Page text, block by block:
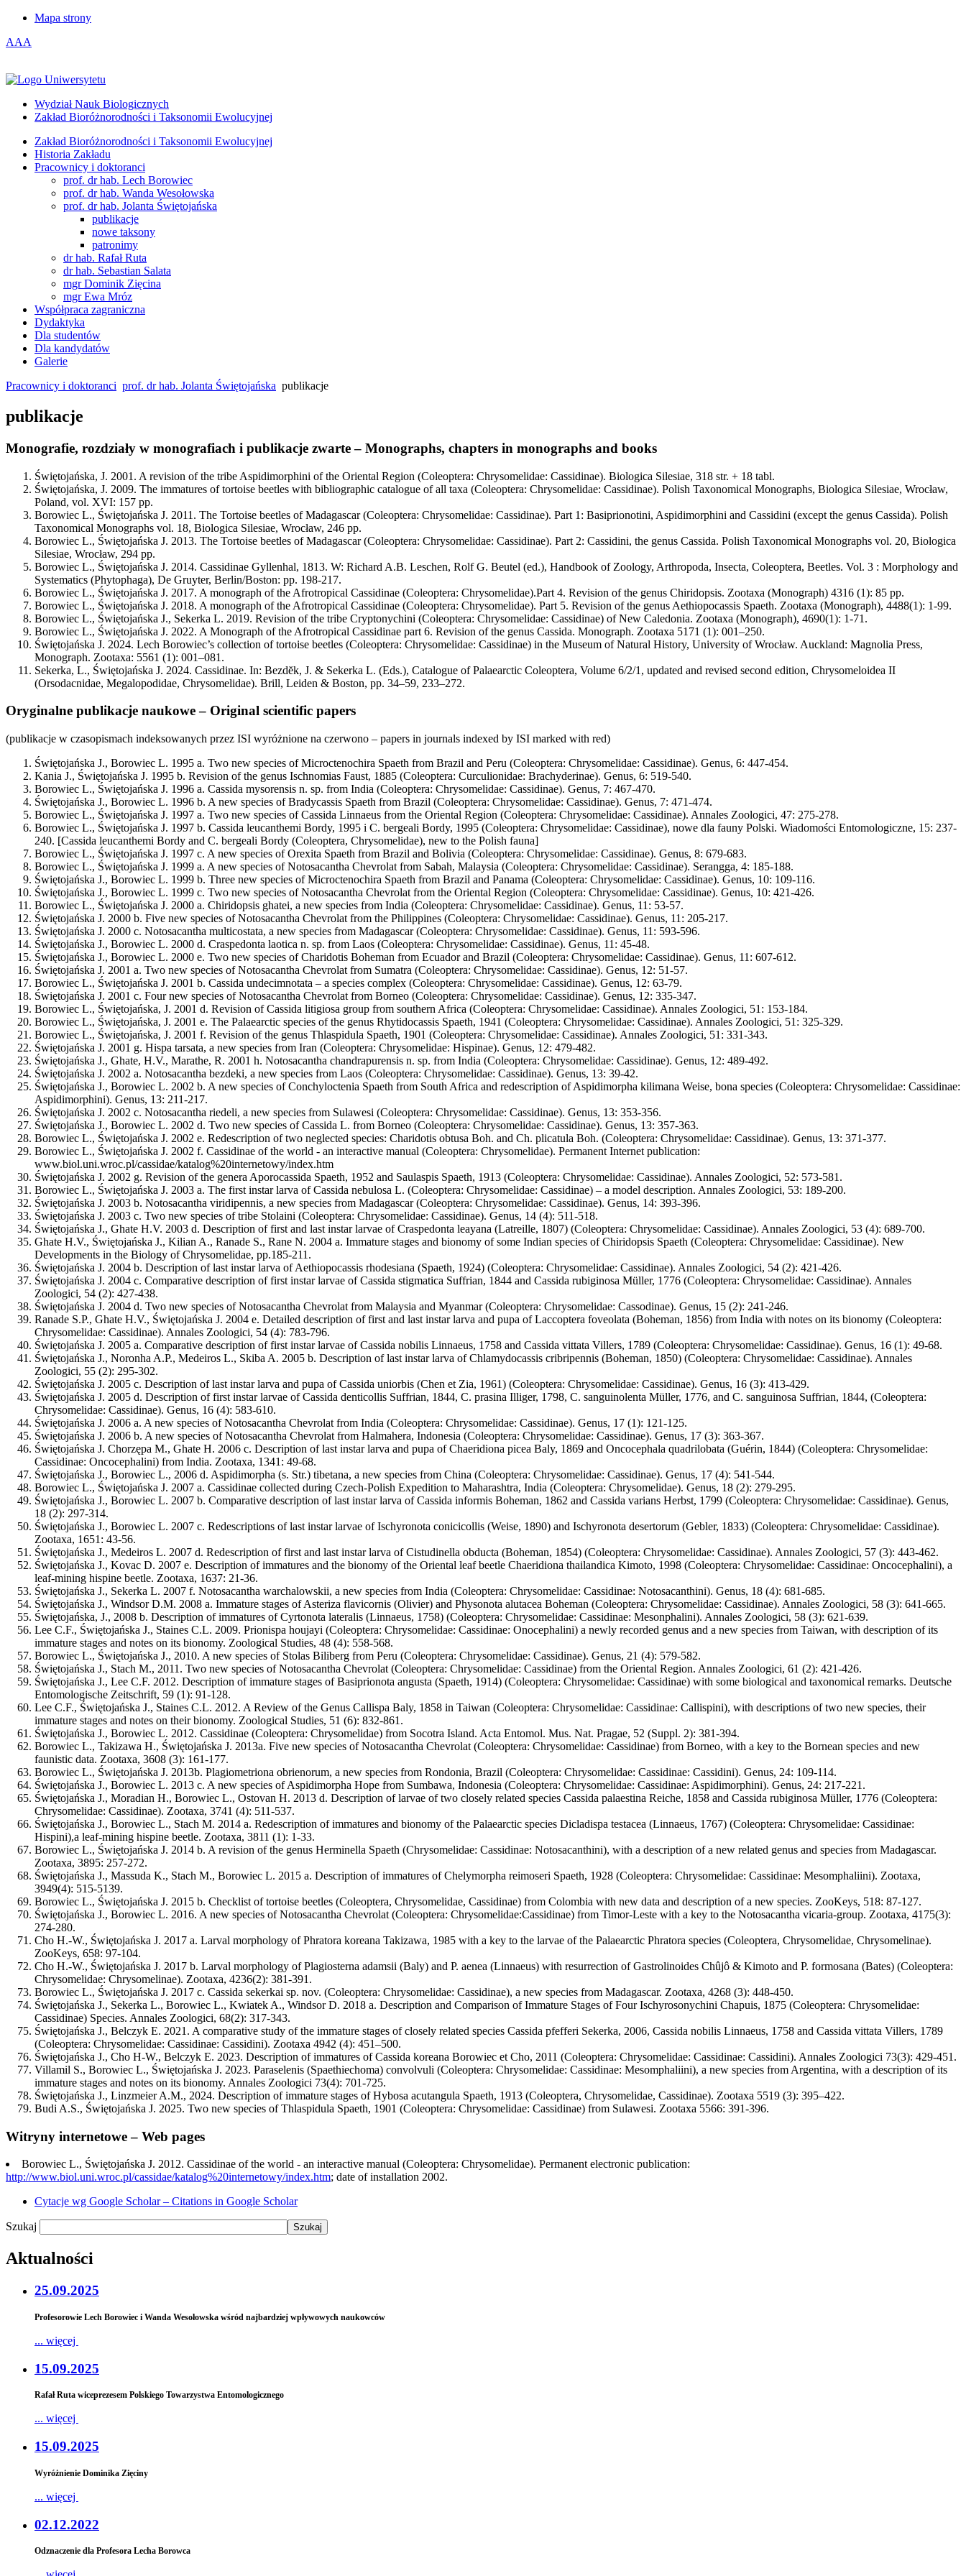
Mapa strony
AAA
Wydział Nauk Biologicznych
Zakład Bioróżnorodności i Taksonomii Ewolucyjnej
Zakład Bioróżnorodności i Taksonomii Ewolucyjnej
Historia Zakładu
Pracownicy i doktoranci
prof. dr hab. Lech Borowiec
prof. dr hab. Wanda Wesołowska
prof. dr hab. Jolanta Świętojańska
publikacje
nowe taksony
patronimy
dr hab. Rafał Ruta
dr hab. Sebastian Salata
mgr Dominik Zięcina
mgr Ewa Mróz
Współpraca zagraniczna
Dydaktyka
Dla studentów
Dla kandydatów
Galerie
Pracownicy i doktoranci prof. dr hab. Jolanta Świętojańska publikacje
publikacje
Monografie, rozdziały w monografiach i publikacje zwarte – Monographs, chapters in monographs and books
Świętojańska, J. 2001. A revision of the tribe Aspidimorphini of the Oriental Region (Coleoptera: Chrysomelidae: Cassidinae). Biologica Silesiae, 318 str. + 18 tabl.
Świętojańska, J. 2009. The immatures of tortoise beetles with bibliographic catalogue of all taxa (Coleoptera: Chrysomelidae: Cassidinae). Polish Taxonomical Monographs, Biologica Silesiae, Wrocław,
Poland, vol. XVI: 157 pp.
Borowiec L., Świętojańska J. 2011. The Tortoise beetles of Madagascar (Coleoptera: Chrysomelidae: Cassidinae). Part 1: Basiprionotini, Aspidimorphini and Cassidini (except the genus Cassida). Polish
Taxonomical Monographs vol. 18, Biologica Silesiae, Wrocław, 246 pp.
Borowiec L., Świętojańska J. 2013. The Tortoise beetles of Madagascar (Coleoptera: Chrysomelidae: Cassidinae). Part 2: Cassidini, the genus Cassida. Polish Taxonomical Monographs vol. 20, Biologica
Silesiae, Wrocław, 294 pp.
Borowiec L., Świętojańska J. 2014. Cassidinae Gyllenhal, 1813. W: Richard A.B. Leschen, Rolf G. Beutel (ed.), Handbook of Zoology, Arthropoda, Insecta, Coleoptera, Beetles. Vol. 3 : Morphology and
Systematics (Phytophaga), De Gruyter, Berlin/Boston: pp. 198-217.
Borowiec L., Świętojańska J. 2017. A monograph of the Afrotropical Cassidinae (Coleoptera: Chrysomelidae).Part 4. Revision of the genus Chiridopsis. Zootaxa (Monograph) 4316 (1): 85 pp.
Borowiec L., Świętojańska J. 2018. A monograph of the Afrotropical Cassidinae (Coleoptera: Chrysomelidae). Part 5. Revision of the genus Aethiopocassis Spaeth. Zootaxa (Monograph), 4488(1): 1-99.
Borowiec L., Świętojańska J., Sekerka L. 2019. Revision of the tribe Cryptonychini (Coleoptera: Chrysomelidae: Cassidinae) of New Caledonia. Zootaxa (Monograph), 4690(1): 1-71.
Borowiec L., Świętojańska J. 2022. A Monograph of the Afrotropical Cassidinae part 6. Revision of the genus Cassida. Monograph. Zootaxa 5171 (1): 001–250.
Świętojańska J. 2024. Lech Borowiec’s collection of tortoise beetles (Coleoptera: Chrysomelidae: Cassidinae) in the Museum of Natural History, University of Wrocław. Auckland: Magnolia Press,
Monograph. Zootaxa: 5561 (1): 001–081.
Sekerka, L., Świętojańska J. 2024. Cassidinae. In: Bezdĕk, J. & Sekerka L. (Eds.), Catalogue of Palaearctic Coleoptera, Volume 6/2/1, updated and revised second edition, Chrysomeloidea II
(Orsodacnidae, Megalopodidae, Chrysomelidae). Brill, Leiden & Boston, pp. 34–59, 233–272.
Oryginalne publikacje naukowe – Original scientific papers
(publikacje w czasopismach indeksowanych przez ISI wyróżnione na czerwono – papers in journals indexed by ISI marked with red)
Świętojańska J., Borowiec L. 1995 a. Two new species of Microctenochira Spaeth from Brazil and Peru (Coleoptera: Chrysomelidae: Cassidinae). Genus, 6: 447-454.
Kania J., Świętojańska J. 1995 b. Revision of the genus Ischnomias Faust, 1885 (Coleoptera: Curculionidae: Brachyderinae). Genus, 6: 519-540.
Borowiec L., Świętojańska J. 1996 a. Cassida mysorensis n. sp. from India (Coleoptera: Chrysomelidae: Cassidinae). Genus, 7: 467-470.
Świętojańska J., Borowiec L. 1996 b. A new species of Bradycassis Spaeth from Brazil (Coleoptera: Chrysomelidae: Cassidinae). Genus, 7: 471-474.
Borowiec L., Świętojańska J. 1997 a. Two new species of Cassida Linnaeus from the Oriental Region (Coleoptera: Chrysomelidae: Cassidinae). Annales Zoologici, 47: 275-278.
Borowiec L., Świętojańska J. 1997 b. Cassida leucanthemi Bordy, 1995 i C. bergeali Bordy, 1995 (Coleoptera: Chrysomelidae: Cassidinae), nowe dla fauny Polski. Wiadomości Entomologiczne, 15: 237-
240. [Cassida leucanthemi Bordy and C. bergeali Bordy (Coleoptera, Chrysomelidae), new to the Polish fauna]
Borowiec L., Świętojańska J. 1997 c. A new species of Orexita Spaeth from Brazil and Bolivia (Coleoptera: Chrysomelidae: Cassidinae). Genus, 8: 679-683.
Borowiec L., Świętojańska J. 1999 a. A new species of Notosacantha Chevrolat from Sabah, Malaysia (Coleoptera: Chrysomelidae: Cassidinae). Serangga, 4: 185-188.
Świętojańska J., Borowiec L. 1999 b. Three new species of Microctenochira Spaeth from Brazil and Panama (Coleoptera: Chrysomelidae: Cassidinae). Genus, 10: 109-116.
Świętojańska J., Borowiec L. 1999 c. Two new species of Notosacantha Chevrolat from the Oriental Region (Coleoptera: Chrysomelidae: Cassidinae). Genus, 10: 421-426.
Borowiec L., Świętojańska J. 2000 a. Chiridopsis ghatei, a new species from India (Coleoptera: Chrysomelidae: Cassidinae). Genus, 11: 53-57.
Świętojańska J. 2000 b. Five new species of Notosacantha Chevrolat from the Philippines (Coleoptera: Chrysomelidae: Cassidinae). Genus, 11: 205-217.
Świętojańska J. 2000 c. Notosacantha multicostata, a new species from Madagascar (Coleoptera: Chrysomelidae: Cassidinae). Genus, 11: 593-596.
Świętojańska J., Borowiec L. 2000 d. Craspedonta laotica n. sp. from Laos (Coleoptera: Chrysomelidae: Cassidinae). Genus, 11: 45-48.
Świętojańska J., Borowiec L. 2000 e. Two new species of Charidotis Boheman from Ecuador and Brazil (Coleoptera: Chrysomelidae: Cassidinae). Genus, 11: 607-612.
Świętojańska J. 2001 a. Two new species of Notosacantha Chevrolat from Sumatra (Coleoptera: Chrysomelidae: Cassidinae). Genus, 12: 51-57.
Borowiec L., Świętojańska J. 2001 b. Cassida undecimnotata – a species complex (Coleoptera: Chrysomelidae: Cassidinae). Genus, 12: 63-79.
Świętojańska J. 2001 c. Four new species of Notosacantha Chevrolat from Borneo (Coleoptera: Chrysomelidae: Cassidinae). Genus, 12: 335-347.
Borowiec L., Świętojańska, J. 2001 d. Revision of Cassida litigiosa group from southern Africa (Coleoptera: Chrysomelidae: Cassidinae). Annales Zoologici, 51: 153-184.
Borowiec L., Świętojańska, J. 2001 e. The Palaearctic species of the genus Rhytidocassis Spaeth, 1941 (Coleoptera: Chrysomelidae: Cassidinae). Annales Zoologici, 51: 325-329.
Borowiec L., Świętojańska, J. 2001 f. Revision of the genus Thlaspidula Spaeth, 1901 (Coleoptera: Chrysomelidae: Cassidinae). Annales Zoologici, 51: 331-343.
Świętojańska J. 2001 g. Hispa tarsata, a new species from Iran (Coleoptera: Chrysomelidae: Hispinae). Genus, 12: 479-482.
Świętojańska J., Ghate, H.V., Marathe, R. 2001 h. Notosacantha chandrapurensis n. sp. from India (Coleoptera: Chrysomelidae: Cassidinae). Genus, 12: 489-492.
Świętojańska J. 2002 a. Notosacantha bezdeki, a new species from Laos (Coleoptera: Chrysomelidae: Cassidinae). Genus, 13: 39-42.
Świętojańska J., Borowiec L. 2002 b. A new species of Conchyloctenia Spaeth from South Africa and redescription of Aspidimorpha kilimana Weise, bona species (Coleoptera: Chrysomelidae: Cassidinae:
Aspidimorphini). Genus, 13: 211-217.
Świętojańska J. 2002 c. Notosacantha riedeli, a new species from Sulawesi (Coleoptera: Chrysomelidae: Cassidinae). Genus, 13: 353-356.
Świętojańska J., Borowiec L. 2002 d. Two new species of Cassida L. from Borneo (Coleoptera: Chrysomelidae: Cassidinae). Genus, 13: 357-363.
Borowiec L., Świętojańska J. 2002 e. Redescription of two neglected species: Charidotis obtusa Boh. and Ch. plicatula Boh. (Coleoptera: Chrysomelidae: Cassidinae). Genus, 13: 371-377.
Borowiec L., Świętojańska J. 2002 f. Cassidinae of the world - an interactive manual (Coleoptera: Chrysomelidae). Permanent Internet publication:
www.biol.uni.wroc.pl/cassidae/katalog%20internetowy/index.htm
Świętojańska J. 2002 g. Revision of the genera Aporocassida Spaeth, 1952 and Saulaspis Spaeth, 1913 (Coleoptera: Chrysomelidae: Cassidinae). Annales Zoologici, 52: 573-581.
Borowiec L., Świętojańska J. 2003 a. The first instar larva of Cassida nebulosa L. (Coleoptera: Chrysomelidae: Cassidinae) – a model description. Annales Zoologici, 53: 189-200.
Świętojańska J. 2003 b. Notosacantha viridipennis, a new species from Madagascar (Coleoptera: Chrysomelidae: Cassidinae). Genus, 14: 393-396.
Świętojańska J. 2003 c. Two new species of tribe Stolaini (Coleoptera: Chrysomelidae: Cassidinae). Genus, 14 (4): 511-518.
Świętojańska J., Ghate H.V. 2003 d. Description of first and last instar larvae of Craspedonta leayana (Latreille, 1807) (Coleoptera: Chrysomelidae: Cassidinae). Annales Zoologici, 53 (4): 689-700.
Ghate H.V., Świętojańska J., Kilian A., Ranade S., Rane N. 2004 a. Immature stages and bionomy of some Indian species of Chiridopsis Spaeth (Coleoptera: Chrysomelidae: Cassidinae). New
Developments in the Biology of Chrysomelidae, pp.185-211.
Świętojańska J. 2004 b. Description of last instar larva of Aethiopocassis rhodesiana (Spaeth, 1924) (Coleoptera: Chrysomelidae: Cassidinae). Annales Zoologici, 54 (2): 421-426.
Świętojańska J. 2004 c. Comparative description of first instar larvae of Cassida stigmatica Suffrian, 1844 and Cassida rubiginosa Müller, 1776 (Coleoptera: Chrysomelidae: Cassidinae). Annales
Zoologici, 54 (2): 427-438.
Świętojańska J. 2004 d. Two new species of Notosacantha Chevrolat from Malaysia and Myanmar (Coleoptera: Chrysomelidae: Cassodinae). Genus, 15 (2): 241-246.
Ranade S.P., Ghate H.V., Świętojańska J. 2004 e. Detailed description of first and last instar larva and pupa of Laccoptera foveolata (Boheman, 1856) from India with notes on its bionomy (Coleoptera:
Chrysomelidae: Cassidinae). Annales Zoologici, 54 (4): 783-796.
Świętojańska J. 2005 a. Comparative description of first instar larvae of Cassida nobilis Linnaeus, 1758 and Cassida vittata Villers, 1789 (Coleoptera: Chrysomelidae: Cassidinae). Genus, 16 (1): 49-68.
Świętojańska J., Noronha A.P., Medeiros L., Skiba A. 2005 b. Description of last instar larva of Chlamydocassis cribripennis (Boheman, 1850) (Coleoptera: Chrysomelidae: Cassidinae). Annales
Zoologici, 55 (2): 295-302.
Świętojańska J. 2005 c. Description of last instar larva and pupa of Cassida uniorbis (Chen et Zia, 1961) (Coleoptera: Chrysomelidae: Cassidinae). Genus, 16 (3): 413-429.
Świętojańska J. 2005 d. Description of first instar larvae of Cassida denticollis Suffrian, 1844, C. prasina Illiger, 1798, C. sanguinolenta Müller, 1776, and C. sanguinosa Suffrian, 1844, (Coleoptera:
Chrysomelidae: Cassidinae). Genus, 16 (4): 583-610.
Świętojańska J. 2006 a. A new species of Notosacantha Chevrolat from India (Coleoptera: Chrysomelidae: Cassidinae). Genus, 17 (1): 121-125.
Świętojańska J. 2006 b. A new species of Notosacantha Chevrolat from Halmahera, Indonesia (Coleoptera: Chrysomelidae: Cassidinae). Genus, 17 (3): 363-367.
Świętojańska J. Chorzępa M., Ghate H. 2006 c. Description of last instar larva and pupa of Chaeridiona picea Baly, 1869 and Oncocephala quadrilobata (Guérin, 1844) (Coleoptera: Chrysomelidae:
Cassidinae: Oncocephalini) from India. Zootaxa, 1341: 49-68.
Świętojańska J., Borowiec L., 2006 d. Aspidimorpha (s. Str.) tibetana, a new species from China (Coleoptera: Chrysomelidae: Cassidinae). Genus, 17 (4): 541-544.
Borowiec L., Świętojańska J. 2007 a. Cassidinae collected during Czech-Polish Expedition to Maharashtra, India (Coleoptera: Chrysomelidae). Genus, 18 (2): 279-295.
Świętojańska J., Borowiec L. 2007 b. Comparative description of last instar larva of Cassida informis Boheman, 1862 and Cassida varians Herbst, 1799 (Coleoptera: Chrysomelidae: Cassidinae). Genus,
18 (2): 297-314.
Świętojańska J., Borowiec L. 2007 c. Redescriptions of last instar larvae of Ischyronota conicicollis (Weise, 1890) and Ischyronota desertorum (Gebler, 1833) (Coleoptera: Chrysomelidae: Cassidinae).
Zootaxa, 1651: 43-56.
Świętojańska J., Medeiros L. 2007 d. Redescription of first and last instar larva of Cistudinella obducta (Boheman, 1854) (Coleoptera: Chrysomelidae: Cassidinae). Annales Zoologici, 57 (3): 443-462.
Świętojańska J., Kovac D. 2007 e. Description of immatures and the bionomy of the Oriental leaf beetle Chaeridiona thailandica Kimoto, 1998 (Coleoptera: Chrysomelidae: Cassidinae: Oncocephalini), a
leaf-mining hispine beetle. Zootaxa, 1637: 21-36.
Świętojańska J., Sekerka L. 2007 f. Notosacantha warchalowskii, a new species from India (Coleoptera: Chrysomelidae: Cassidinae: Notosacanthini). Genus, 18 (4): 681-685.
Świętojańska J., Windsor D.M. 2008 a. Immature stages of Asteriza flavicornis (Olivier) and Physonota alutacea Boheman (Coleoptera: Chrysomelidae: Cassidinae). Annales Zoologici, 58 (3): 641-665.
Świętojańska, J., 2008 b. Description of immatures of Cyrtonota lateralis (Linnaeus, 1758) (Coleoptera: Chrysomelidae: Cassidinae: Mesonphalini). Annales Zoologici, 58 (3): 621-639.
Lee C.F., Świętojańska J., Staines C.L. 2009. Prionispa houjayi (Coleoptera: Chrysomelidae: Cassidinae: Onocephalini) a newly recorded genus and a new species from Taiwan, with description of its
immature stages and notes on its bionomy. Zoological Studies, 48 (4): 558-568.
Borowiec L., Świętojańska J., 2010. A new species of Stolas Biliberg from Peru (Coleoptera: Chrysomelidae: Cassidinae). Genus, 21 (4): 579-582.
Świętojańska J., Stach M., 2011. Two new species of Notosacantha Chevrolat (Coleoptera: Chrysomelidae: Cassidinae) from the Oriental Region. Annales Zoologici, 61 (2): 421-426.
Świętojańska J., Lee C.F. 2012. Description of immature stages of Basiprionota angusta (Spaeth, 1914) (Coleoptera: Chrysomelidae: Cassidinae) with some biological and taxonomical remarks. Deutsche
Entomologische Zeitschrift, 59 (1): 91-128.
Lee C.F., Świętojańska J., Staines C.L. 2012. A Review of the Genus Callispa Baly, 1858 in Taiwan (Coleoptera: Chrysomelidae: Cassidinae: Callispini), with descriptions of two new species, their
immature stages and notes on their bionomy. Zoological Studies, 51 (6): 832-861.
Świętojańska J., Borowiec L. 2012. Cassidinae (Coleoptera: Chrysomelidae) from Socotra Island. Acta Entomol. Mus. Nat. Pragae, 52 (Suppl. 2): 381-394.
Borowiec L., Takizawa H., Świętojańska J. 2013a. Five new species of Notosacantha Chevrolat (Coleoptera: Chrysomelidae: Cassidinae) from Borneo, with a key to the Bornean species and new
faunistic data. Zootaxa, 3608 (3): 161-177.
Borowiec L., Świętojańska J. 2013b. Plagiometriona obrienorum, a new species from Rondonia, Brazil (Coleoptera: Chrysomelidae: Cassidinae: Cassidini). Genus, 24: 109-114.
Świętojańska J., Borowiec L. 2013 c. A new species of Aspidimorpha Hope from Sumbawa, Indonesia (Coleoptera: Chrysomelidae: Cassidinae: Aspidimorphini). Genus, 24: 217-221.
Świętojańska J., Moradian H., Borowiec L., Ostovan H. 2013 d. Description of larvae of two closely related species Cassida palaestina Reiche, 1858 and Cassida rubiginosa Müller, 1776 (Coleoptera:
Chrysomelidae: Cassidinae). Zootaxa, 3741 (4): 511-537.
Świętojańska J., Borowiec L., Stach M. 2014 a. Redescription of immatures and bionomy of the Palaearctic species Dicladispa testacea (Linnaeus, 1767) (Coleoptera: Chrysomelidae: Cassidinae:
Hispini),a leaf-mining hispine beetle. Zootaxa, 3811 (1): 1-33.
Borowiec L., Świętojańska J. 2014 b. A revision of the genus Herminella Spaeth (Chrysomelidae: Cassidinae: Notosacanthini), with a description of a new related genus and species from Madagascar.
Zootaxa, 3895: 257-272.
Świętojańska J., Massuda K., Stach M., Borowiec L. 2015 a. Description of immatures of Chelymorpha reimoseri Spaeth, 1928 (Coleoptera: Chrysomelidae: Cassidinae: Mesomphaliini). Zootaxa,
3949(4): 515-5139.
Borowiec L., Świętojańska J. 2015 b. Checklist of tortoise beetles (Coleoptera, Chrysomelidae, Cassidinae) from Colombia with new data and description of a new species. ZooKeys, 518: 87-127.
Świętojańska J., Borowiec L. 2016. A new species of Notosacantha Chevrolat (Coleoptera: Chrysomelidae:Cassidinae) from Timor-Leste with a key to the Notosacantha vicaria-group. Zootaxa, 4175(3):
274-280.
Cho H.-W., Świętojańska J. 2017 a. Larval morphology of Phratora koreana Takizawa, 1985 with a key to the larvae of the Palaearctic Phratora species (Coleoptera, Chrysomelidae, Chrysomelinae).
ZooKeys, 658: 97-104.
Cho H.-W., Świętojańska J. 2017 b. Larval morphology of Plagiosterna adamsii (Baly) and P. aenea (Linnaeus) with resurrection of Gastrolinoides Chûjô & Kimoto and P. formosana (Bates) (Coleoptera:
Chrysomelidae: Chrysomelinae). Zootaxa, 4236(2): 381-391.
Borowiec L., Świętojańska J. 2017 c. Cassida sekerkai sp. nov. (Coleoptera: Chrysomelidae: Cassidinae), a new species from Madagascar. Zootaxa, 4268 (3): 448-450.
Świętojańska J., Sekerka L., Borowiec L., Kwiatek A., Windsor D. 2018 a. Description and Comparison of Immature Stages of Four Ischyrosonychini Chapuis, 1875 (Coleoptera: Chrysomelidae:
Cassidinae) Species. Annales Zoologici, 68(2): 317-343.
Świętojańska J., Belczyk E. 2021. A comparative study of the immature stages of closely related species Cassida pfefferi Sekerka, 2006, Cassida nobilis Linnaeus, 1758 and Cassida vittata Villers, 1789
(Coleoptera: Chrysomelidae: Cassidinae: Cassidini). Zootaxa 4942 (4): 451–500.
Świętojańska J., Cho H-W., Belczyk E. 2023. Description of immatures of Cassida koreana Borowiec et Cho, 2011 (Coleoptera: Chrysomelidae: Cassidinae: Cassidini). Annales Zoologici 73(3): 429-451.
Villamil S., Borowiec L., Świętojańska J. 2023. Paraselenis (Spaethiechoma) convolvuli (Coleoptera: Chrysomelidae: Cassidinae: Mesomphaliini), a new species from Argentina, with a description of its
immature stages and notes on its bionomy. Annales Zoologici 73(4): 701-725.
Świętojańska J., Linzmeier A.M., 2024. Description of immature stages of Hybosa acutangula Spaeth, 1913 (Coleoptera, Chrysomelidae, Cassidinae). Zootaxa 5519 (3): 395–422.
Budi A.S., Świętojańska J. 2025. Two new species of Thlaspidula Spaeth, 1901 (Coleoptera: Chrysomelidae: Cassidinae) from Sulawesi. Zootaxa 5566: 391-396.
Witryny internetowe – Web pages
Borowiec L., Świętojańska J. 2012. Cassidinae of the world - an interactive manual (Coleoptera: Chrysomelidae). Permanent electronic publication:
http://www.biol.uni.wroc.pl/cassidae/katalog%20internetowy/index.htm; date of installation 2002.
Cytacje wg Google Scholar – Citations in Google Scholar
Szukaj
Aktualności
25.09.2025
Profesorowie Lech Borowiec i Wanda Wesołowska wśród najbardziej wpływowych naukowców
... więcej
15.09.2025
Rafał Ruta wiceprezesem Polskiego Towarzystwa Entomologicznego
... więcej
15.09.2025
Wyróżnienie Dominika Zięciny
... więcej
02.12.2022
Odznaczenie dla Profesora Lecha Borowca